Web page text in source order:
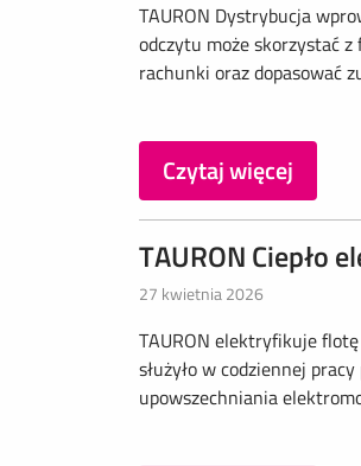
TAURON Dystrybucja
odczytu może skorzystać
rachunki oraz dopasować
Czytaj więcej
TAURON Ciepło
27 kwietnia 2026
TAURON elektryfikuje
służyło w codziennej
upowszechniania